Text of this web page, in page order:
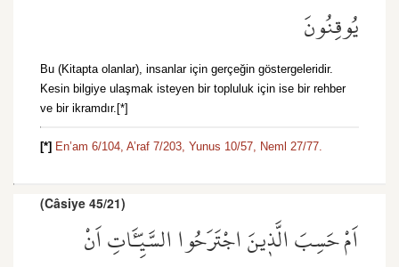
يُوقِنُونَ
Bu (Kitapta olanlar), insanlar için gerçeğin göstergeleridir.
Kesin bilgiye ulaşmak isteyen bir topluluk için ise bir rehber
ve bir ikramdır.[*]
[*] En’am 6/104, A’raf 7/203, Yunus 10/57, Neml 27/77.
(Câsiye 45/21)
اَمْ حَسِبَ الَّذ۪ينَ اجْتَرَحُوا السَّيِّـَٔاتِ اَنْ